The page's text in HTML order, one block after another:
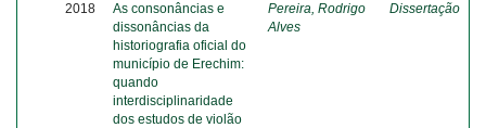
2018
As consonâncias e
dissonâncias da
historiografia oficial do
município de Erechim:
quando
interdisciplinaridade
dos estudos de violão
Pereira, Rodrigo
Alves
Dissertação